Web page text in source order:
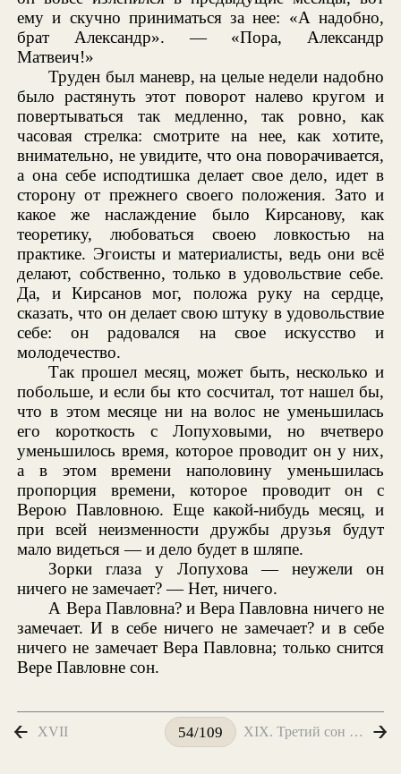
ему и скучно приниматься за нее: «А надобно,
брат Александр». — «Пора, Александр
Матвеич!»
Труден был маневр, на целые недели надобно
было растянуть этот поворот налево кругом и
повертываться так медленно, так ровно, как
часовая стрелка: смотрите на нее, как хотите,
внимательно, не увидите, что она поворачивается,
а она себе исподтишка делает свое дело, идет в
сторону от прежнего своего положения. Зато и
какое же наслаждение было Кирсанову, как
теоретику, любоваться своею ловкостью на
практике. Эгоисты и материалисты, ведь они всё
делают, собственно, только в удовольствие себе.
Да, и Кирсанов мог, положа руку на сердце,
сказать, что он делает свою штуку в удовольствие
себе: он радовался на свое искусство и
молодечество.
Так прошел месяц, может быть, несколько и
побольше, и если бы кто сосчитал, тот нашел бы,
что в этом месяце ни на волос не уменьшилась
его короткость с Лопуховыми, но вчетверо
уменьшилось время, которое проводит он у них,
а в этом времени наполовину уменьшилась
пропорция времени, которое проводит он с
Верою Павловною. Еще какой-нибудь месяц, и
при всей неизменности дружбы друзья будут
мало видеться — и дело будет в шляпе.
Зорки глаза у Лопухова — неужели он
ничего не замечает? — Нет, ничего.
А Вера Павловна? и Вера Павловна ничего не
замечает. И в себе ничего не замечает? и в себе
ничего не замечает Вера Павловна; только снится
Вере Павловне сон.
XVII 54/109 XIX. Третий сон Веры Павловны